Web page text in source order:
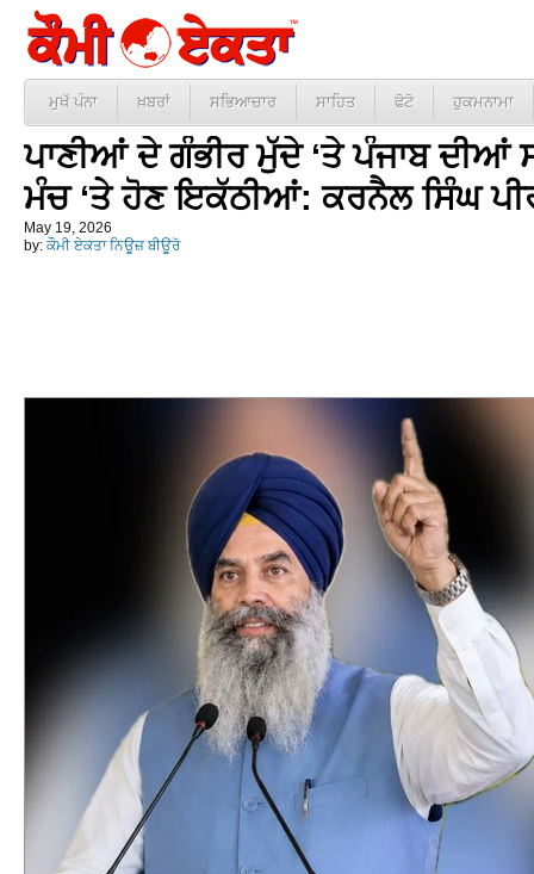
ਮੁਖੱ ਪੰਨਾ ਖ਼ਬਰਾਂ ਸਭਿਆਚਾਰ ਸਾਹਿਤ ਫੋਟੋ ਹੁਕਮਨਾਮਾ
ਪਾਣੀਆਂ ਦੇ ਗੰਭੀਰ ਮੁੱਦੇ ‘ਤੇ ਪੰਜਾਬ
ਮੰਚ ‘ਤੇ ਹੋਣ ਇਕੱਠੀਆਂ: ਕਰਨੈਲ ਸਿੰਘ
May 19, 2026
by: ਕੌਮੀ ਏਕਤਾ ਨਿਊਜ਼ ਬੀਊਰੋ